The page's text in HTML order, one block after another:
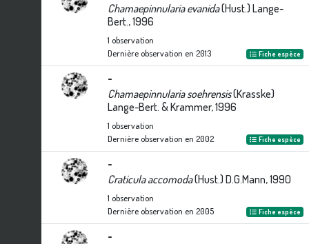
Chamaepinnularia evanida(Hust.) Lange-
Bert., 1996
1 observation
Dernière observation en 2013 Fiche espèce
-
Chamaepinnularia soehrensis(Krasske)
Lange-Bert. & Krammer, 1996
1 observation
Dernière observation en 2002 Fiche espèce
-
Craticula accomoda(Hust.) D.G.Mann, 1990
1 observation
Dernière observation en 2005 Fiche espèce
-